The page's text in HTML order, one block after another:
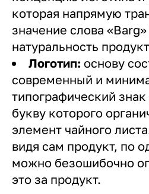
которая напрямую
значение слова
натуральность
Логотип: основу
современный и
типографический
букву которого
элемент чайного
видя сам продукт, по
можно безошибочно
это за продукт.